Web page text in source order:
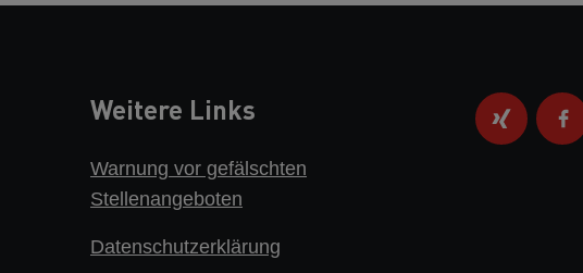
Weitere Links
Warnung vor gefälschten
Stellenangeboten
Datenschutzerklärung